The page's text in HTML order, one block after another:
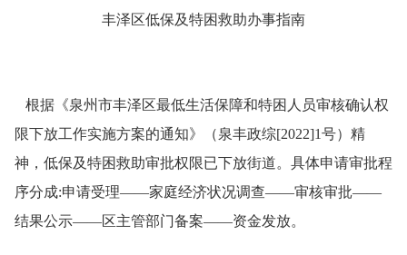
丰泽区低保及特困救助办事指南
根据《泉州市丰泽区最低生活保障和特困人员审核确认权
限下放工作实施方案的通知》（泉丰政综[2022]1号）精
神，低保及特困救助审批权限已下放街道。具体申请审批程
序分成:申请受理——家庭经济状况调查——审核审批——
结果公示——区主管部门备案——资金发放。